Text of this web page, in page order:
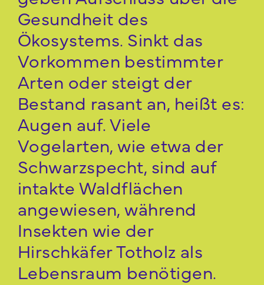
Gesundheit des
Ökosystems. Sinkt das
Vorkommen bestimmter
Arten oder steigt der
Bestand rasant an, heißt es:
Augen auf. Viele
Vogelarten, wie etwa der
Schwarzspecht, sind auf
intakte Waldflächen
angewiesen, während
Insekten wie der
Hirschkäfer Totholz als
Lebensraum benötigen.